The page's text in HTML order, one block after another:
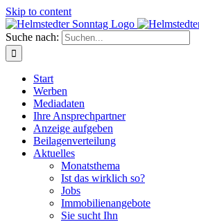
Skip to content
Suche nach:
Start
Werben
Mediadaten
Ihre Ansprechpartner
Anzeige aufgeben
Beilagenverteilung
Aktuelles
Monatsthema
Ist das wirklich so?
Jobs
Immobilienangebote
Sie sucht Ihn